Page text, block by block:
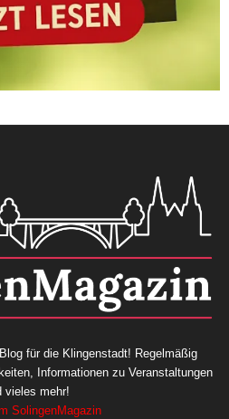
für die Klingenstadt! Regelmäßig
Informationen zu Veranstaltungen
vieles mehr!
SolingenMagazin